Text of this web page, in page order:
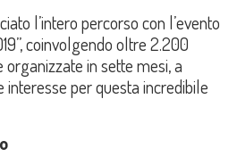
l’intero percorso con l’evento
coinvolgendo oltre 2.200
in sette mesi, a
per questa incredibile